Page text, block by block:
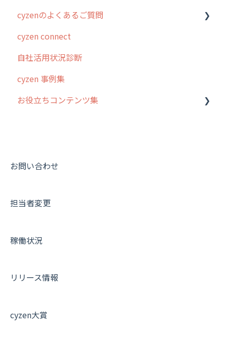
4. cyzen利用前の準備：システム管理者編
5. 基本的な使い方：システム管理者編
6. 基本的な使い方：ユーザー編
7. 初心者向けよくある質問集
8. 用語集
【業界業種別】cyzen設定方法
予定管理
スポット
ステータス・主観
報告書・行動種別
勤怠管理
帳票出力
商品
スポット
報告閲覧
予定
日報
履歴
パフォーマンス
お知らせ
勤怠管理
予定管理
スポット
ステータス・主観
報告書・行動種別
活動通知
商品
はじめに
スポット・ステータス関連オプション
交通費自動計算
安全走行支援
写真管理・高画質化
その他オプション
契約・その他
cyzenのよくあるご質問
ログインについて
グループ・ユーザーについて
GPS・位置情報 について
ルート自動記録 について
報告書について
メンバー画面について
その他よくある質問
cyzen connect
自社活用状況診断
cyzen 事例集
お役立ちコンテンツ集
動画集：共通
お問い合わせ
担当者変更
稼働状況
リリース情報
cyzen大賞